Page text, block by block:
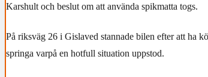
Karshult och beslut om att använda spikmatta togs.
På riksväg 26 i Gislaved stannade bilen efter att ha
springa varpå en hotfull situation uppstod.